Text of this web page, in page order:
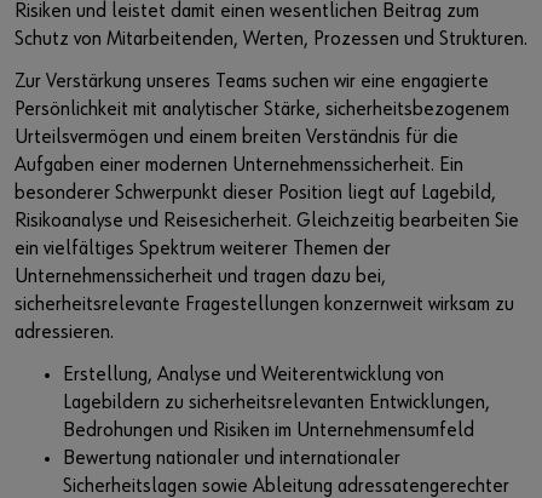
Risiken und leistet damit einen wesentlichen Beitrag zum
Schutz von Mitarbeitenden, Werten, Prozessen und Strukturen.
Zur Verstärkung unseres Teams suchen wir eine engagierte
Persönlichkeit mit analytischer Stärke, sicherheitsbezogenem
Urteilsvermögen und einem breiten Verständnis für die
Aufgaben einer modernen Unternehmenssicherheit. Ein
besonderer Schwerpunkt dieser Position liegt auf Lagebild,
Risikoanalyse und Reisesicherheit. Gleichzeitig bearbeiten Sie
ein vielfältiges Spektrum weiterer Themen der
Unternehmenssicherheit und tragen dazu bei,
sicherheitsrelevante Fragestellungen konzernweit wirksam zu
adressieren.
Erstellung, Analyse und Weiterentwicklung von
Lagebildern zu sicherheitsrelevanten Entwicklungen,
Bedrohungen und Risiken im Unternehmensumfeld
Bewertung nationaler und internationaler
Sicherheitslagen sowie Ableitung adressatengerechter